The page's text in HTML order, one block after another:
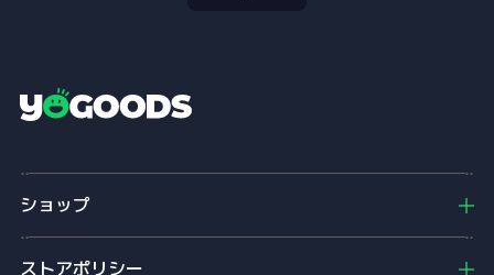
g
oショップ
ストアポリシー